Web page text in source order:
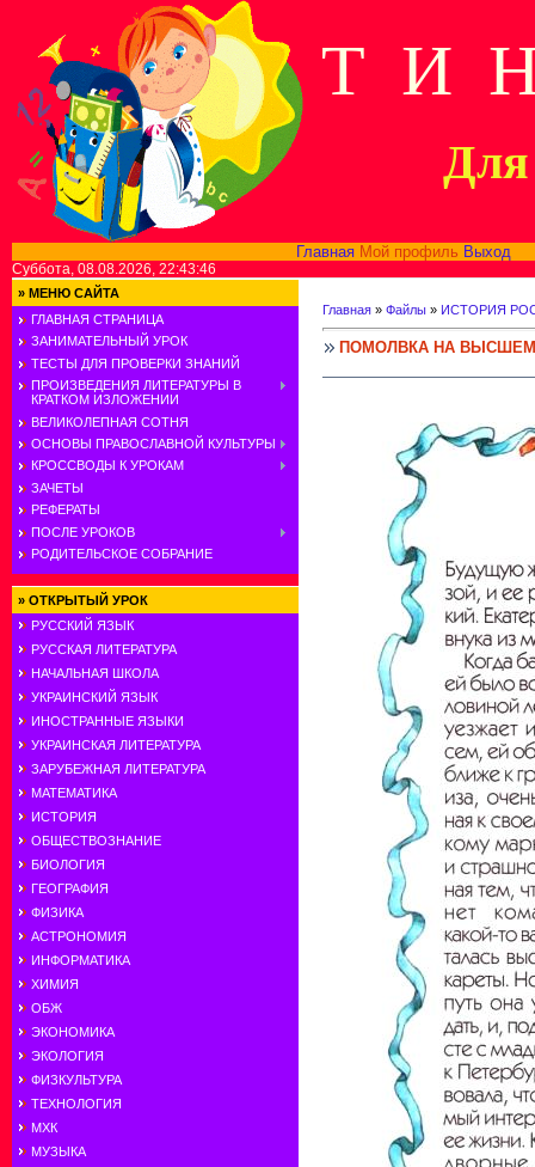
Т И
Для
Главная Мой профиль Выход
Суббота, 08.08.2026, 22:43:46
» МЕНЮ САЙТА
ГЛАВНАЯ СТРАНИЦА
ЗАНИМАТЕЛЬНЫЙ УРОК
ТЕСТЫ ДЛЯ ПРОВЕРКИ ЗНАНИЙ
ПРОИЗВЕДЕНИЯ ЛИТЕРАТУРЫ В
КРАТКОМ ИЗЛОЖЕНИИ
ВЕЛИКОЛЕПНАЯ СОТНЯ
ОСНОВЫ ПРАВОСЛАВНОЙ КУЛЬТУРЫ
КРОССВОДЫ К УРОКАМ
ЗАЧЕТЫ
РЕФЕРАТЫ
ПОСЛЕ УРОКОВ
РОДИТЕЛЬСКОЕ СОБРАНИЕ
» ОТКРЫТЫЙ УРОК
РУССКИЙ ЯЗЫК
РУССКАЯ ЛИТЕРАТУРА
НАЧАЛЬНАЯ ШКОЛА
УКРАИНСКИЙ ЯЗЫК
ИНОСТРАННЫЕ ЯЗЫКИ
УКРАИНСКАЯ ЛИТЕРАТУРА
ЗАРУБЕЖНАЯ ЛИТЕРАТУРА
МАТЕМАТИКА
ИСТОРИЯ
ОБЩЕСТВОЗНАНИЕ
БИОЛОГИЯ
ГЕОГРАФИЯ
ФИЗИКА
АСТРОНОМИЯ
ИНФОРМАТИКА
ХИМИЯ
ОБЖ
ЭКОНОМИКА
ЭКОЛОГИЯ
ФИЗКУЛЬТУРА
ТЕХНОЛОГИЯ
МХК
МУЗЫКА
Главная » Файлы » ИСТОРИЯ
ПОМОЛВКА НА